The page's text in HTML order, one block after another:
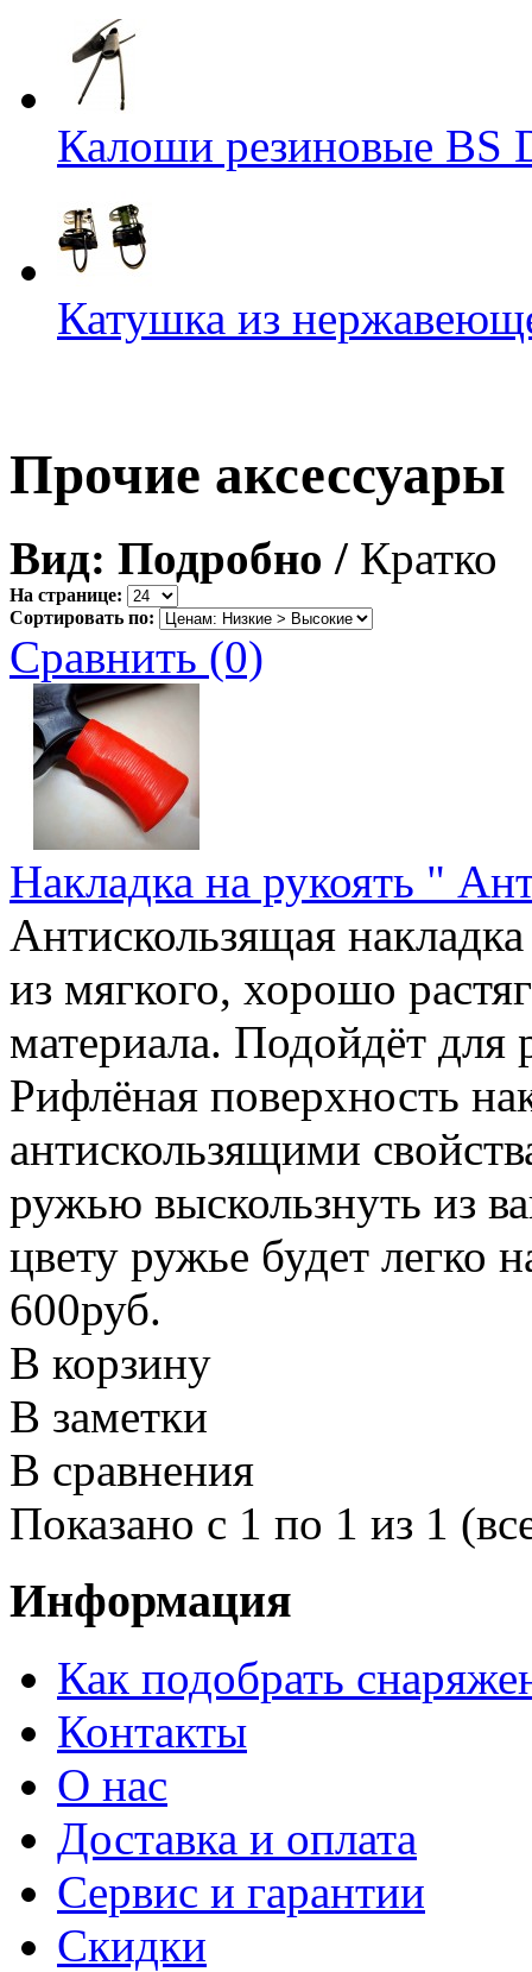
Калоши резиновые BS
Катушка из
Прочие аксессуары
Вид: Подробно / Кратко
На странице:
Сортировать по:
Сравнить (0)
Накладка на рукоять "
Антискользящая
из мягкого, хорошо
материала. Подойдёт для
Рифлёная поверхность
антискользящими
ружью выскользнуть из
цвету ружье будет легко
600руб.
В корзину
В заметки
В сравнения
Показано с 1 по 1 из 1
Информация
Как подобрать
Контакты
О нас
Доставка и оплата
Сервис и гарантии
Скидки